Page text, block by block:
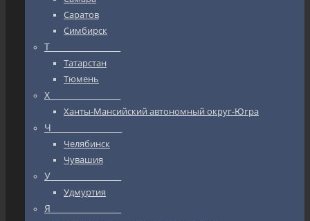
Саратов
Симбирск
Т_________________
Татарстан
Тюмень
Х_________________
Ханты-Мансийский автономный округ-Югра
Ч_________________
Челябинск
Чувашия
У_________________
Удмуртия
Я_________________